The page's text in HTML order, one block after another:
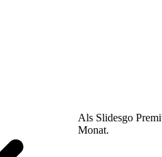
Als Slidesgo
Monat.